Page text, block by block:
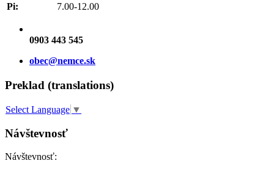
Pi:
7.00-12.00
0903 443 545
obec@nemce.sk
Preklad (translations)
Select Language ▼
Návštevnosť
Návštevnosť: